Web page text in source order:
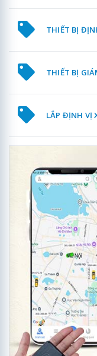
THIẾT BỊ
THIẾT BỊ
LẮP ĐỊNH VỊ